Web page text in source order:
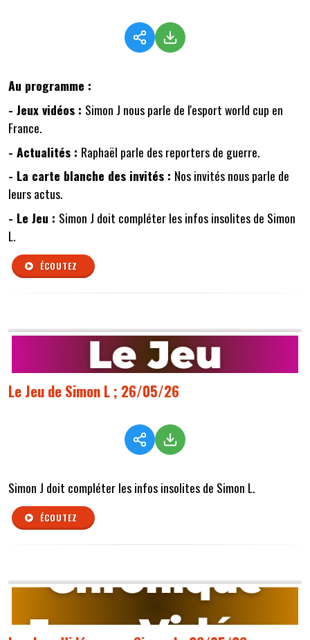
Au programme :
- Jeux vidéos : Simon J nous parle de l'esport world cup en
France.
- Actualités : Raphaël parle des reporters de guerre.
- La carte blanche des invités : Nos invités nous parle de
leurs actus.
- Le Jeu : Simon J doit compléter les infos insolites de Simon
L.
ÉCOUTEZ
Le Jeu de Simon L ; 26/05/26
Simon J doit compléter les infos insolites de Simon L.
ÉCOUTEZ